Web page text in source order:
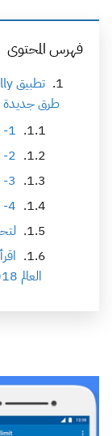
فهرس المحتوى
طرق جديدة
1- وضع الضيف
2- الحد اليومي
3- التطبيقات الخاملة
4- خريطة الواي فاي
العالم 2018